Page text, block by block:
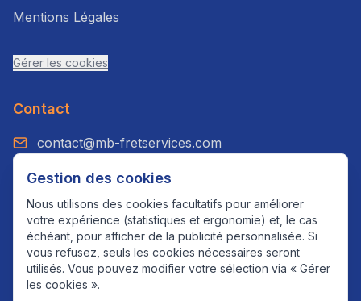
Mentions Légales
Gérer les cookies
Contact
contact@mb-fretservices.com
+33 7 49 23 55 39
WhatsApp: +33 7 49 23 55 39
Paris, France
Gestion des cookies
Nous utilisons des cookies facultatifs pour améliorer
votre expérience (statistiques et ergonomie) et, le cas
échéant, pour afficher de la publicité personnalisée. Si
vous refusez, seuls les cookies nécessaires seront
utilisés. Vous pouvez modifier votre sélection via « Gérer
les cookies ».